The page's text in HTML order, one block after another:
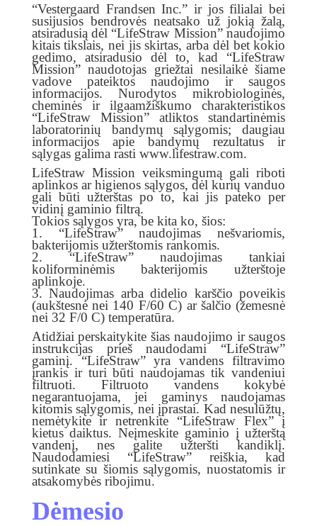
“Vestergaard Frandsen Inc.” ir jos filialai bei
susijusios bendrovės neatsako už jokią žalą,
atsiradusią dėl “LifeStraw Mission” naudojimo
kitais tikslais, nei jis skirtas, arba dėl bet kokio
gedimo, atsiradusio dėl to, kad “LifeStraw
Mission” naudotojas griežtai nesilaikė šiame
vadove pateiktos naudojimo ir saugos
informacijos. Nurodytos mikrobiologinės,
cheminės ir ilgaamžiškumo charakteristikos
“LifeStraw Mission” atliktos standartinėmis
laboratorinių bandymų sąlygomis; daugiau
informacijos apie bandymų rezultatus ir
sąlygas galima rasti www.lifestraw.com.
LifeStraw Mission veiksmingumą gali riboti
aplinkos ar higienos sąlygos, dėl kurių vanduo
gali būti užterštas po to, kai jis pateko per
vidinį gaminio filtrą.
Tokios sąlygos yra, be kita ko, šios:
1. “LifeStraw” naudojimas nešvariomis,
bakterijomis užterštomis rankomis.
2. “LifeStraw” naudojimas tankiai
koliforminėmis bakterijomis užterštoje
aplinkoje.
3. Naudojimas arba didelio karščio poveikis
(aukštesnė nei 140 F/60 C) ar šalčio (žemesnė
nei 32 F/0 C) temperatūra.
Atidžiai perskaitykite šias naudojimo ir saugos
instrukcijas prieš naudodami “LifeStraw”
gaminį. “LifeStraw” yra vandens filtravimo
įrankis ir turi būti naudojamas tik vandeniui
filtruoti. Filtruoto vandens kokybė
negarantuojama, jei gaminys naudojamas
kitomis sąlygomis, nei įprastai. Kad nesulūžtų,
nemėtykite ir netrenkite “LifeStraw Flex” į
kietus daiktus. Neįmeskite gaminio į užterštą
vandenį, nes galite užteršti kandiklį.
Naudodamiesi “LifeStraw” reiškia, kad
sutinkate su šiomis sąlygomis, nuostatomis ir
atsakomybės ribojimu.
Dėmesio